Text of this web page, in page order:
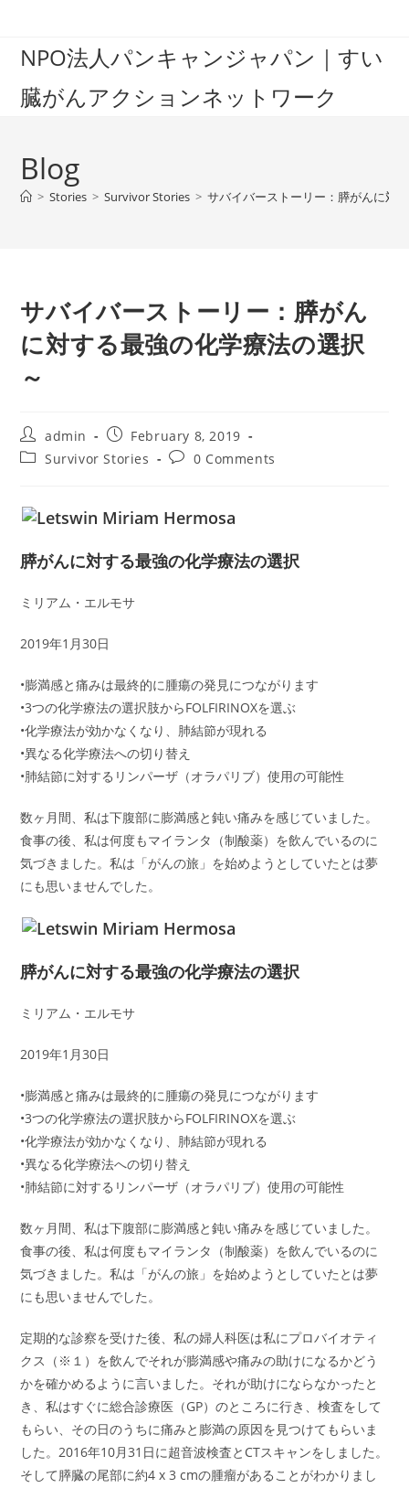
contentNPO法人パンキャンジャパン｜すい
臓がんアクションネットワーク
Blog
> Stories > Survivor Stories > サバイバーストーリー：膵がんに対
サバイバーストーリー：膵がん
に対する最強の化学療法の選択
～
Post
author:
admin
Post
published:
February 8, 2019
PostSurvivor Stories
Post0 Comments
膵がんに対する最強の化学療法の選択
ミリアム・エルモサ
2019年1月30日
•膨満感と痛みは最終的に腫瘍の発見につながります
•3つの化学療法の選択肢からFOLFIRINOXを選ぶ
•化学療法が効かなくなり、肺結節が現れる
•異なる化学療法への切り替え
•肺結節に対するリンパーザ（オラパリブ）使用の可能性
数ヶ月間、私は下腹部に膨満感と鈍い痛みを感じていました。
食事の後、私は何度もマイランタ（制酸薬）を飲んでいるのに
気づきました。私は「がんの旅」を始めようとしていたとは夢
にも思いませんでした。
膵がんに対する最強の化学療法の選択
ミリアム・エルモサ
2019年1月30日
•膨満感と痛みは最終的に腫瘍の発見につながります
•3つの化学療法の選択肢からFOLFIRINOXを選ぶ
•化学療法が効かなくなり、肺結節が現れる
•異なる化学療法への切り替え
•肺結節に対するリンパーザ（オラパリブ）使用の可能性
数ヶ月間、私は下腹部に膨満感と鈍い痛みを感じていました。
食事の後、私は何度もマイランタ（制酸薬）を飲んでいるのに
気づきました。私は「がんの旅」を始めようとしていたとは夢
にも思いませんでした。
定期的な診察を受けた後、私の婦人科医は私にプロバイオティ
クス（※１）を飲んでそれが膨満感や痛みの助けになるかどう
かを確かめるように言いました。それが助けにならなかったと
き、私はすぐに総合診療医（GP）のところに行き、検査をして
もらい、その日のうちに痛みと膨満の原因を見つけてもらいま
した。2016年10月31日に超音波検査とCTスキャンをしました。
そして膵臓の尾部に約4 x 3 cmの腫瘤があることがわかりまし